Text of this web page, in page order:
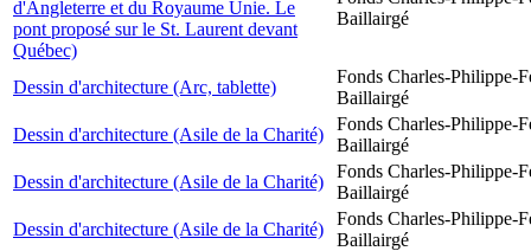
d'Angleterre et du Royaume Unie. Le
pont proposé sur le St. Laurent devant
Québec)
Baillairgé
Dessin d'architecture (Arc, tablette)
Fonds Charles-Philippe-
Baillairgé
Dessin d'architecture (Asile de la Charité)
Fonds Charles-Philippe-
Baillairgé
Dessin d'architecture (Asile de la Charité)
Fonds Charles-Philippe-
Baillairgé
Dessin d'architecture (Asile de la Charité)
Fonds Charles-Philippe-
Baillairgé